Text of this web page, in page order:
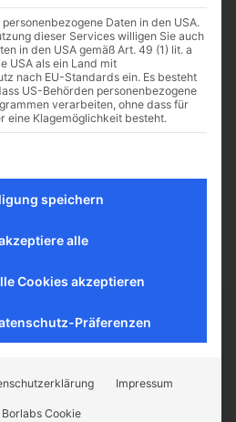
2
auch
Sie
von
Daten in den USA.
dieser Services willigen Sie auch
in den USA gemäß Art. 49 (1) lit. a
USA als ein Land mit
nach EU-Standards ein. Es besteht
US-Behörden personenbezogene
verarbeiten, ohne dass für
eine Klagemöglichkeit besteht.
Gruppen, für die eine
Nutzungsdaten, die uns
und Social-Media-Plattformen
speichern
alle
Cookies akzeptieren
Präferenzen
Impressum
Borlabs Cookie